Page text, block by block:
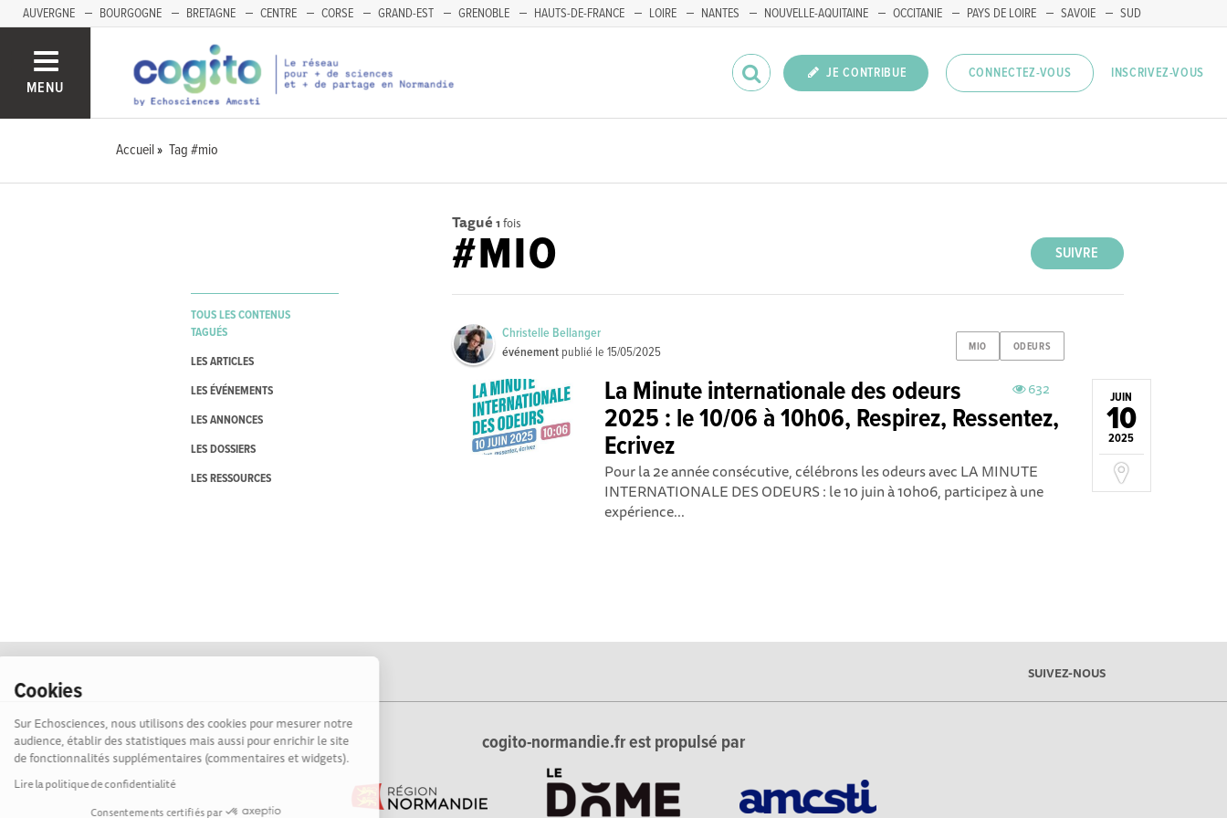
Cookies
Sur Echosciences, nous utilisons des cookies pour mesurer notre
audience, établir des statistiques mais aussi pour enrichir le site
de fonctionnalités supplémentaires (commentaires et widgets).
Lire la politique de confidentialité
Consentements certifiés par
AUVERGNE BOURGOGNE BRETAGNE CENTRE CORSE GRAND-EST GRENOBLE HAUTS-DE-FRANCE LOIRE NANTES NOUVELLE-AQUITAINE OCCITANIE PAYS DE LOIRE SAVOIE SUD
MENU
JE CONTRIBUE CONNECTEZ-VOUS INSCRIVEZ-VOUS
Accueil Tag #mio
TOUS LES CONTENUS
TAGUÉS
LES ARTICLES
LES ÉVÉNEMENTS
LES ANNONCES
LES DOSSIERS
LES RESSOURCES
Tagué 1 fois
SUIVRE
#MIO
MIO ODEURS
Christelle Bellanger
événement publié le15/05/2025
JUIN
10
2025
632
La Minute internationale des odeurs
2025 : le 10/06 à 10h06, Respirez, Ressentez,
Ecrivez
Pour la 2e année consécutive, célébrons les odeurs avec LA MINUTE
INTERNATIONALE DES ODEURS : le 10 juin à 10h06, participez à une
expérience...
SUIVEZ-NOUS
cogito-normandie.fr est propulsé par